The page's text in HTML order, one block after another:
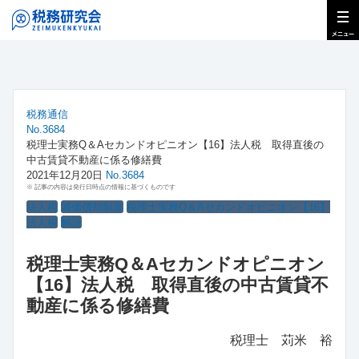
税務通信
No.3684
税理士実務Q＆Aセカンドオピニオン【16】法人税 取得直後の
中古賃貸不動産に係る修繕費
2021年12月20日 No.3684
※ 記事の内容は発行日時点の情報に基づくものです
法人税 減価償却制度 税理士実務Q＆Aセカンドオピニオン【16】
法人税 解説
税理士実務Q＆Aセカンドオピニオン
【16】法人税 取得直後の中古賃貸不
動産に係る修繕費
税理士 苅米 裕